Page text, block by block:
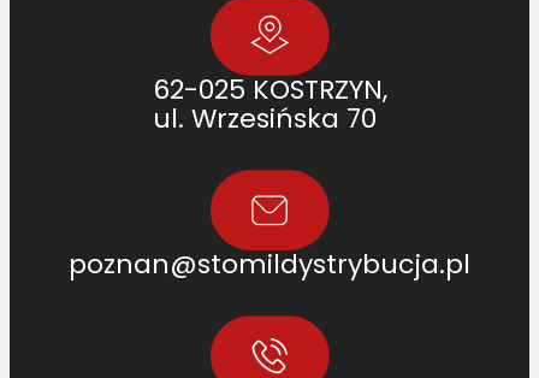
62-025 KOSTRZYN,
ul. Wrzesińska 70
poznan@stomildystrybucja.pl